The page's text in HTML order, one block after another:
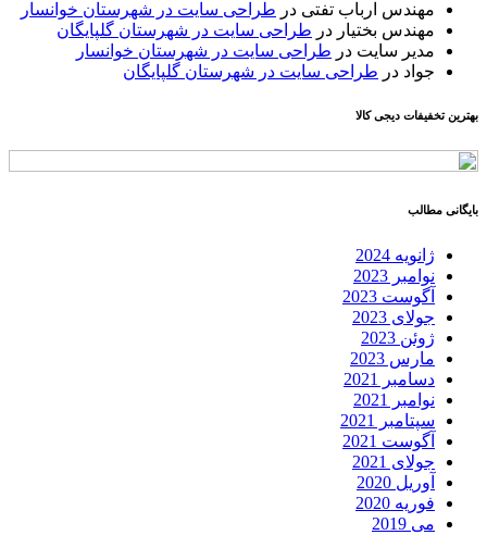
مهندس ارباب تفتی در طراحی سایت در شهرستان خوانسار
مهندس بختیار در طراحی سایت در شهرستان گلپایگان
مدیر سایت در طراحی سایت در شهرستان خوانسار
جواد در طراحی سایت در شهرستان گلپایگان
بهترین تخفیفات دیجی کالا
بایگانی مطالب
ژانویه 2024
نوامبر 2023
آگوست 2023
جولای 2023
ژوئن 2023
مارس 2023
دسامبر 2021
نوامبر 2021
سپتامبر 2021
آگوست 2021
جولای 2021
آوریل 2020
فوریه 2020
می 2019